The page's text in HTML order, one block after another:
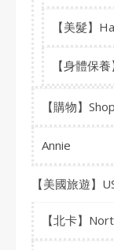
【美髮】
【身體保
【購物】
Annie
【美國旅遊】
【北卡】